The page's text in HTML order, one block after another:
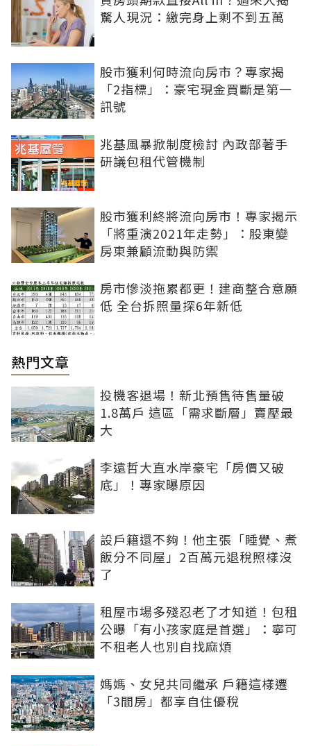
驚人現況：繳完身上剩不到五萬
股市獲利何時流向房市？專家揭
「2指標」：豪宅現金買斷是第一
訊號
兆基風暴掀制度檢討 內政部著手
研議包租代管機制
股市獲利終將流向房市！專家揭示
「將重演2021年走勢」：股東變
房東兼顧流動與防禦
房市慘淡拖累都更！建商整合意願
低 全台拆照量探6年新低
熱門文章
投機客退場！新北預售待售量破
1.8萬戶 這區「需求斷層」賣壓最
大
李遠哲大直水岸豪宅「房價又破
底」！專家曝原因
設戶籍還不夠！他主張「睡覺、煮
飯分不同屋」2百萬元退稅照樣沒
了
租屋市場多殘忍老了才知道！包租
公曝「有小孩家庭是首選」：寧可
不租老人也別自找麻煩
媽媽、女兒共同繼承 戶籍這樣遷
「3間房」都享自住優稅